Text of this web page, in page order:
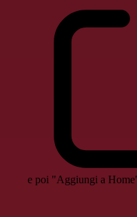
e poi "Aggiungi a